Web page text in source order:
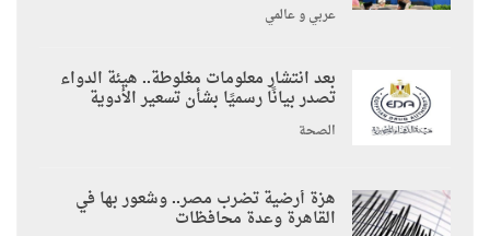
عربي و عالمي
بعد انتشار معلومات مغلوطة.. هيئة الدواء
تصدر بيانًا رسميًا بشأن تسعير الأدوية
الصحة
هزة أرضية تضرب مصر.. وشعور بها في
القاهرة وعدة محافظات